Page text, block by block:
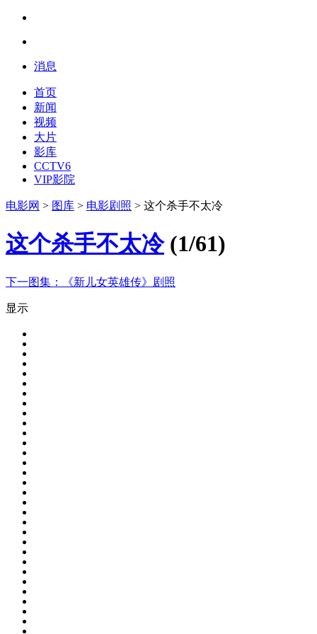
消息
首页
新闻
视频
大片
影库
CCTV6
VIP影院
电影网 > 图库 > 电影剧照 > 这个杀手不太冷
这个杀手不太冷 (1/61)
下一图集： 《新儿女英雄传》剧照
显示